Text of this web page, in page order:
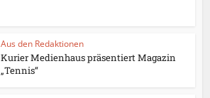
Aus den Redaktionen
Kurier Medienhaus präsentiert Magazin
„Tennis“